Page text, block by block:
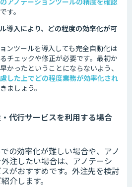
す。
導入により、どの程度の効率化が可
ンツールを導入しても完全自動化は
チェックや修正が必要です。最初か
かったということにならないよう、
した上でどの程度業務が効率化され
ましょう。
代行サービスを利用する場合
の効率化が難しい場合や、アノ
注したい場合は、アノテーシ
がおすすめです。外注先を検討
介します。